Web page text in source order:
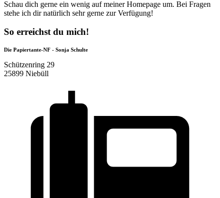
Schau dich gerne ein wenig auf meiner Homepage um. Bei Fragen
stehe ich dir natürlich sehr gerne zur Verfügung!
So erreichst du mich!
Die Papiertante-NF - Sonja Schulte
Schützenring 29
25899 Niebüll